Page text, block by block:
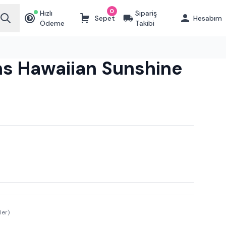
₺
Hızlı
Ödeme
Sepet
0
Sipariş
Takibi
Hesabım
Hawaiian Sunshine